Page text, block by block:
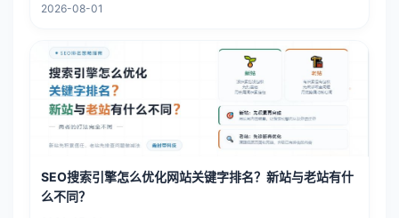
2026-08-01
SEO搜索引擎怎么优化网站关键字排名？新站与老站有什
么不同？